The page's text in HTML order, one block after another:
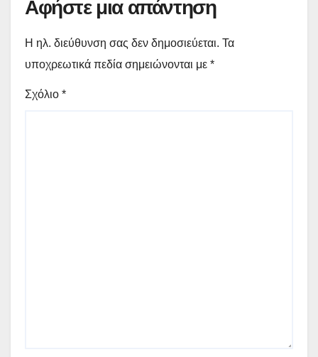
Αφήστε μια απάντηση
Η ηλ. διεύθυνση σας δεν δημοσιεύεται. Τα
υποχρεωτικά πεδία σημειώνονται με *
Σχόλιο *